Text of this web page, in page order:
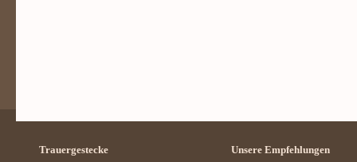
Trauergestecke
Unsere Empfehlungen